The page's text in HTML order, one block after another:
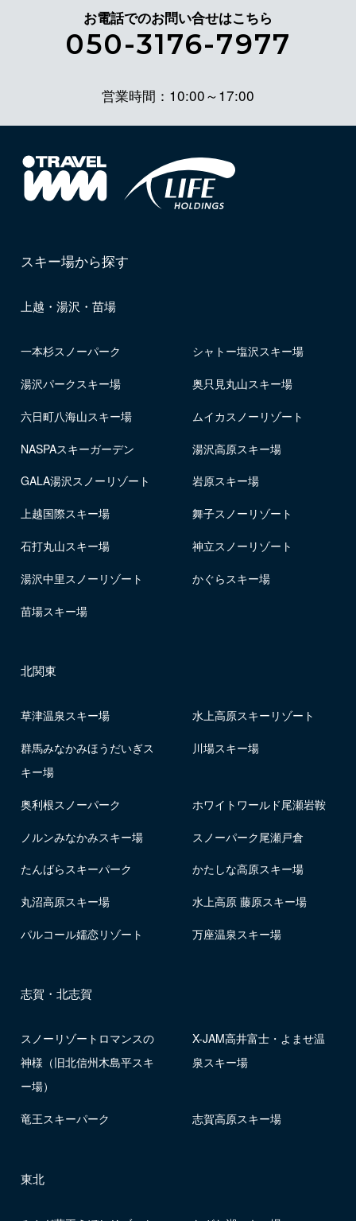
お電話でのお問い合せはこちら
050-3176-7977
営業時間：10:00～17:00
スキー場から探す
上越・湯沢・苗場
一本杉スノーパーク シャトー塩沢スキー場
湯沢パークスキー場 奥只見丸山スキー場
六日町八海山スキー場 ムイカスノーリゾート
NASPAスキーガーデン 湯沢高原スキー場
GALA湯沢スノーリゾート 岩原スキー場
上越国際スキー場 舞子スノーリゾート
石打丸山スキー場 神立スノーリゾート
湯沢中里スノーリゾート かぐらスキー場
苗場スキー場
北関東
草津温泉スキー場 水上高原スキーリゾート
群馬みなかみほうだいぎス
キー場
川場スキー場
奥利根スノーパーク ホワイトワールド尾瀬岩鞍
ノルンみなかみスキー場 スノーパーク尾瀬戸倉
たんばらスキーパーク かたしな高原スキー場
丸沼高原スキー場 水上高原 藤原スキー場
パルコール嬬恋リゾート 万座温泉スキー場
志賀・北志賀
スノーリゾートロマンスの
神様（旧北信州木島平スキ
ー場）
X-JAM高井富士・よませ温
泉スキー場
竜王スキーパーク 志賀高原スキー場
東北